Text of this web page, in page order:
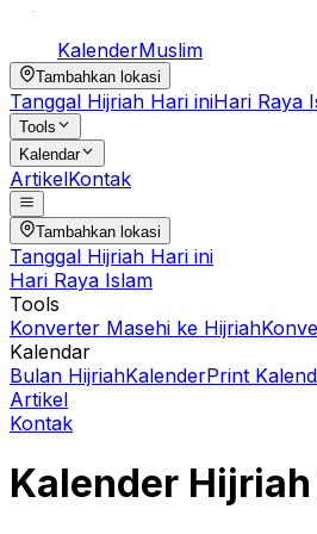
KalenderMuslim
Tambahkan lokasi
Tanggal Hijriah Hari iniHari Raya
Tools
Kalendar
ArtikelKontak
Tambahkan lokasi
Tanggal Hijriah Hari ini
Hari Raya Islam
Tools
Konverter Masehi ke Hijriah
Kalendar
Bulan HijriahKalenderPrint
Artikel
Kontak
Kalender Hijriah